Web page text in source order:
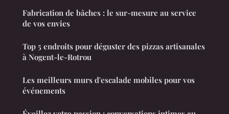
Fabrication de bâches : le sur-mesure au service
de vos envies
Top 5 endroits pour déguster des pizzas artisanales
à Nogent-le-Rotrou
Les meilleurs murs d'escalade mobiles pour vos
événements